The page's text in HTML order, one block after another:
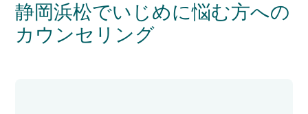
静岡浜松でいじめに悩む方への
カウンセリング